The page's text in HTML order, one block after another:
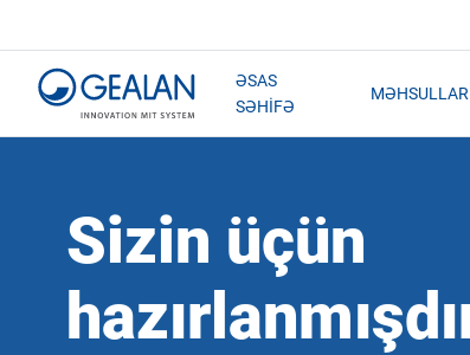
ƏSAS
SƏHIFƏ
MƏHSULLAR
Sizin üçün